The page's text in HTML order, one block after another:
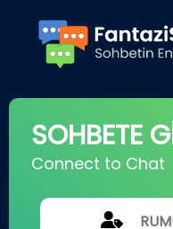
SOHBETE
Connect to Chat